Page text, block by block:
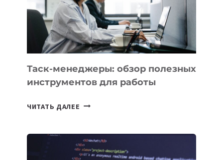
ИСКУССТВЕННОМУ
ИНТЕЛЛЕКТУ
Таск-менеджеры: обзор полезных
инструментов для работы
ЧИТАТЬ ДАЛЕЕ ТАСК-
ПОЛЕЗНЫХ
ИНСТРУМЕНТОВ